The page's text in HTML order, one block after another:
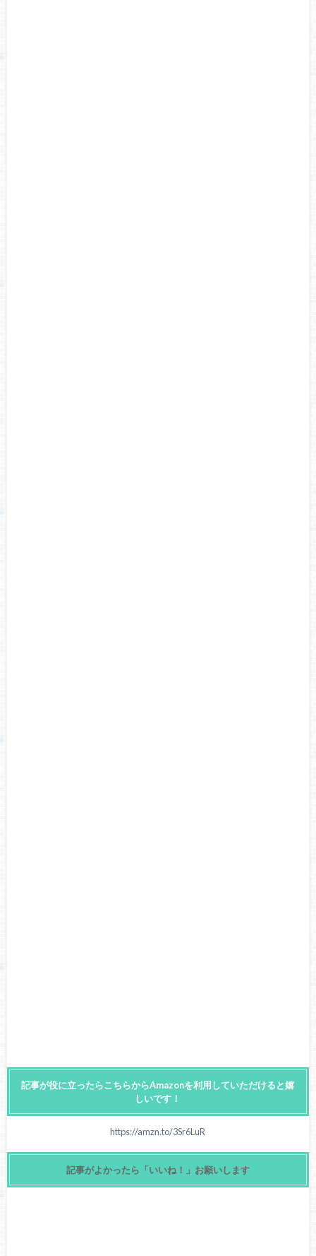
記事が役に立ったらこちらからAmazonを利用していただけると嬉
しいです！
https://amzn.to/3Sr6LuR
記事がよかったら「いいね！」お願いします